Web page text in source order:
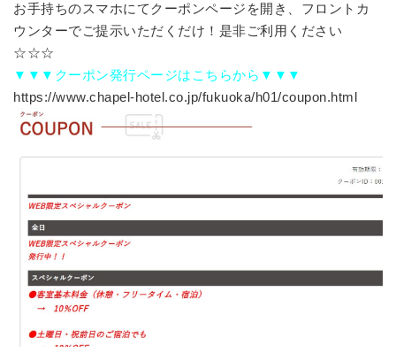
お手持ちのスマホにてクーポンページを開き、フロントカ
ウンターでご提示いただくだけ！是非ご利用ください
☆☆☆
▼▼▼クーポン発行ページはこちらから▼▼▼
https://www.chapel-hotel.co.jp/fukuoka/h01/coupon.html